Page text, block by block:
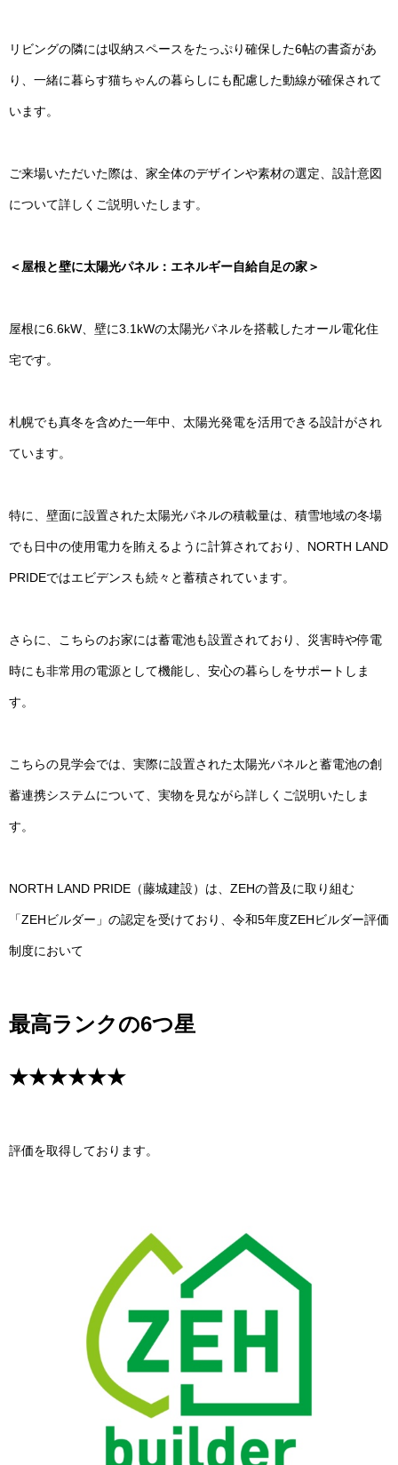
リビングの隣には収納スペースをたっぷり確保した6帖の書斎があ
り、一緒に暮らす猫ちゃんの暮らしにも配慮した動線が確保されて
います。
ご来場いただいた際は、家全体のデザインや素材の選定、設計意図
について詳しくご説明いたします。
＜屋根と壁に太陽光パネル：エネルギー自給自足の家＞
屋根に6.6kW、壁に3.1kWの太陽光パネルを搭載したオール電化住
宅です。
札幌でも真冬を含めた一年中、太陽光発電を活用できる設計がされ
ています。
特に、壁面に設置された太陽光パネルの積載量は、積雪地域の冬場
でも日中の使用電力を賄えるように計算されており、NORTH LAND
PRIDEではエビデンスも続々と蓄積されています。
さらに、こちらのお家には蓄電池も設置されており、災害時や停電
時にも非常用の電源として機能し、安心の暮らしをサポートしま
す。
こちらの見学会では、実際に設置された太陽光パネルと蓄電池の創
蓄連携システムについて、実物を見ながら詳しくご説明いたしま
す。
NORTH LAND PRIDE（藤城建設）は、ZEHの普及に取り組む
「ZEHビルダー」の認定を受けており、令和5年度ZEHビルダー評価
制度において
最高ランクの6つ星
★★★★★★
評価を取得しております。